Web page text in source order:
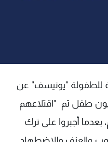
للطفولة "يونيسف" عن
حيال ما يقارب 50 مليون طفل تم "اقتلاعهم
بعدما أجبروا على ترك
الإسـتخدام
الخصوصية